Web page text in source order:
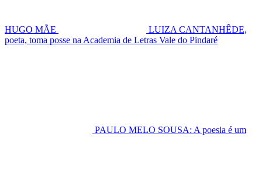
HUGO MÃE
LUIZA CANTANHÊDE,
poeta, toma posse na Academia de Letras Vale do Pindaré
PAULO MELO SOUSA: A poesia é um